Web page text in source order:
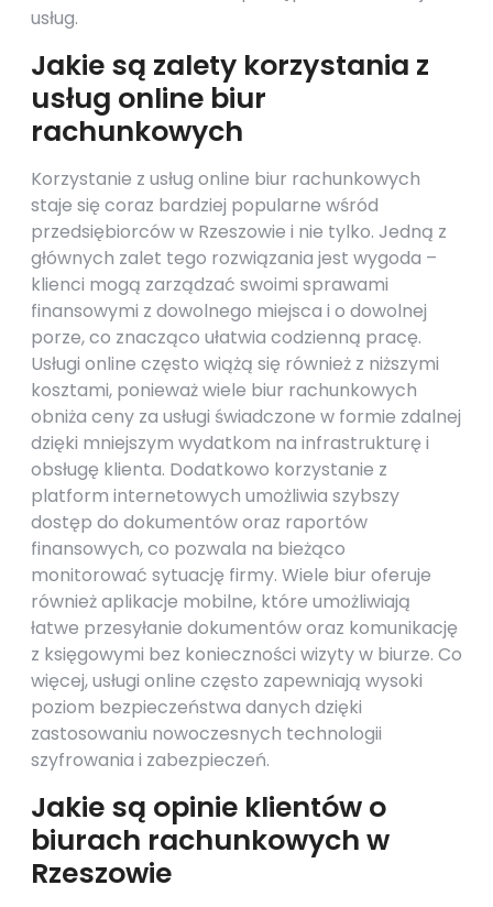
usług.
Jakie są zalety korzystania z
usług online biur
rachunkowych
Korzystanie z usług online biur rachunkowych
staje się coraz bardziej popularne wśród
przedsiębiorców w Rzeszowie i nie tylko. Jedną z
głównych zalet tego rozwiązania jest wygoda –
klienci mogą zarządzać swoimi sprawami
finansowymi z dowolnego miejsca i o dowolnej
porze, co znacząco ułatwia codzienną pracę.
Usługi online często wiążą się również z niższymi
kosztami, ponieważ wiele biur rachunkowych
obniża ceny za usługi świadczone w formie zdalnej
dzięki mniejszym wydatkom na infrastrukturę i
obsługę klienta. Dodatkowo korzystanie z
platform internetowych umożliwia szybszy
dostęp do dokumentów oraz raportów
finansowych, co pozwala na bieżąco
monitorować sytuację firmy. Wiele biur oferuje
również aplikacje mobilne, które umożliwiają
łatwe przesyłanie dokumentów oraz komunikację
z księgowymi bez konieczności wizyty w biurze. Co
więcej, usługi online często zapewniają wysoki
poziom bezpieczeństwa danych dzięki
zastosowaniu nowoczesnych technologii
szyfrowania i zabezpieczeń.
Jakie są opinie klientów o
biurach rachunkowych w
Rzeszowie